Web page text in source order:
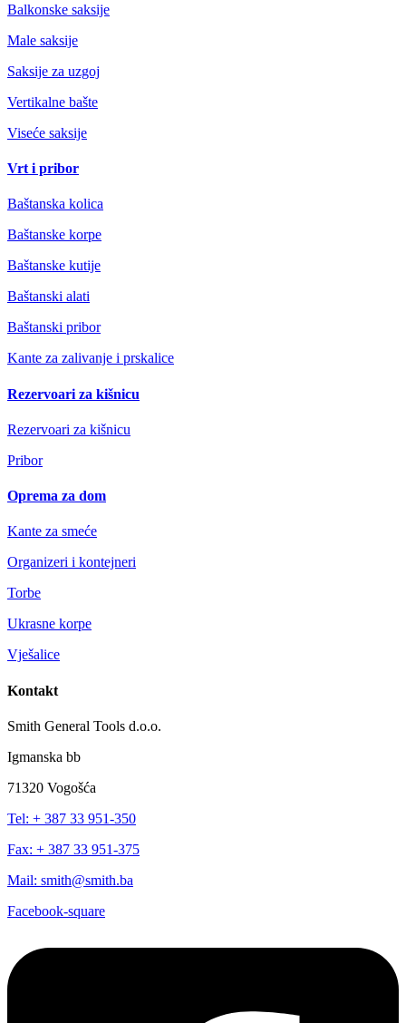
Balkonske saksije
Male saksije
Saksije za uzgoj
Vertikalne bašte
Viseće saksije
Vrt i pribor
Baštanska kolica
Baštanske korpe
Baštanske kutije
Baštanski alati
Baštanski pribor
Kante za zalivanje i prskalice
Rezervoari za kišnicu
Rezervoari za kišnicu
Pribor
Oprema za dom
Kante za smeće
Organizeri i kontejneri
Torbe
Ukrasne korpe
Vješalice
Kontakt
Smith General Tools d.o.o.
Igmanska bb
71320 Vogošća
Tel: + 387 33 951-350
Fax: + 387 33 951-375
Mail: smith@smith.ba
Facebook-square